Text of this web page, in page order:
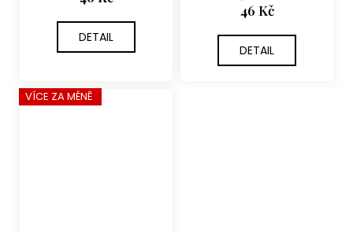
DETAIL
46 Kč
DETAIL
VÍCE ZA MÉNĚ